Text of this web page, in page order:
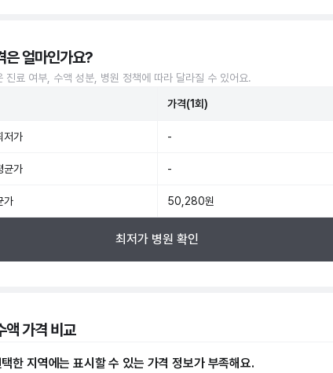
은 얼마인가요?
진료 여부, 수액 성분, 병원 정책에 따라 달라질 수 있어요.
가격(1회)
저가 -
균가 -
가 50,280원
최저가 병원 확인
액 가격 비교
한 지역에는 표시할 수 있는 가격 정보가 부족해요.